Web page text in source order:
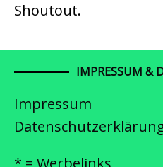
Shoutout.
IMPRESSUM &
Impressum